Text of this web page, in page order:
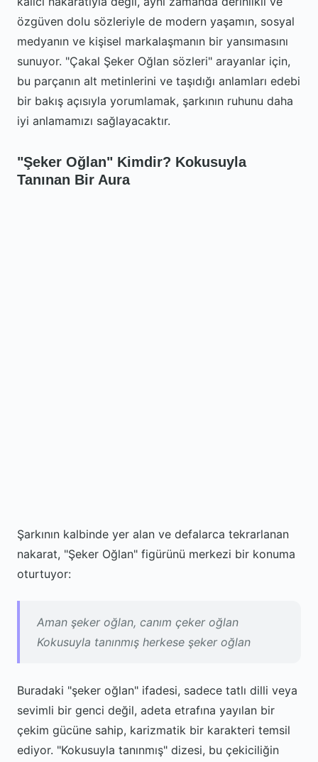
özgüven dolu sözleriyle de modern yaşamın, sosyal
medyanın ve kişisel markalaşmanın bir yansımasını
sunuyor. "Çakal Şeker Oğlan sözleri" arayanlar için,
bu parçanın alt metinlerini ve taşıdığı anlamları edebi
bir bakış açısıyla yorumlamak, şarkının ruhunu daha
iyi anlamamızı sağlayacaktır.
"Şeker Oğlan" Kimdir? Kokusuyla
Tanınan Bir Aura
Şarkının kalbinde yer alan ve defalarca tekrarlanan
nakarat, "Şeker Oğlan" figürünü merkezi bir konuma
oturtuyor:
Aman şeker oğlan, canım çeker oğlan
Kokusuyla tanınmış herkese şeker oğlan
Buradaki "şeker oğlan" ifadesi, sadece tatlı dilli veya
sevimli bir genci değil, adeta etrafına yayılan bir
çekim gücüne sahip, karizmatik bir karakteri temsil
ediyor. "Kokusuyla tanınmış" dizesi, bu çekiciliğin